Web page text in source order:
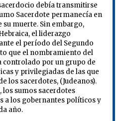
debía transmitirse
Sacerdote permanecía en
su muerte. Sin embargo,
el liderazgo
el período del Segundo
que el nombramiento del
controlado por un grupo de
y privilegiadas de las que
los sacerdotes, (Judeanos).
los sumos sacerdotes
a los gobernantes políticos y
año.